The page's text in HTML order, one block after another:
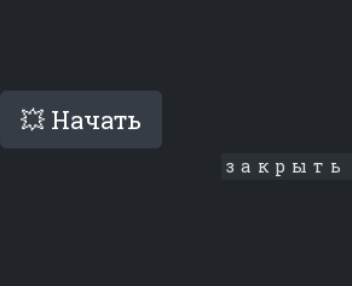
💥 Начать
закрыть